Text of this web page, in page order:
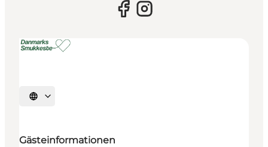
Sprache auswählen
Gästeinformationen